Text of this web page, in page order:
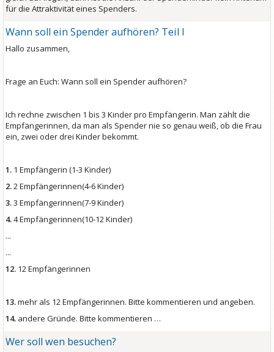
für die Attraktivität eines Spenders.
Wann soll ein Spender aufhören? Teil I
Hallo zusammen,
Frage an Euch: Wann soll ein Spender aufhören?
Ich rechne zwischen 1 bis 3 Kinder pro Empfängerin. Man zählt die
Empfängerinnen, da man als Spender nie so genau weiß, ob die Frau
ein, zwei oder drei Kinder bekommt.
1. 1 Empfängerin (1-3 Kinder)
2.2 Empfängerinnen(4-6 Kinder)
3.3 Empfängerinnen(7-9 Kinder)
4.4 Empfängerinnen(10-12 Kinder)
...
...
12. 12 Empfängerinnen
13.mehr als 12 Empfängerinnen. Bitte kommentieren und angeben.
14. andere Gründe. Bitte kommentieren …
Wer soll wen besuchen?